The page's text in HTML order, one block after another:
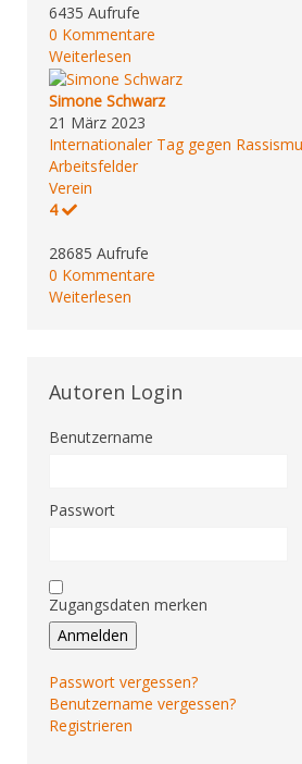
6435 Aufrufe
0 Kommentare
Weiterlesen
Simone Schwarz
21 März 2023
Internationaler Tag gegen
Arbeitsfelder
Verein
4
28685 Aufrufe
0 Kommentare
Weiterlesen
Autoren Login
Benutzername
Passwort
Zugangsdaten merken
Anmelden
Passwort vergessen?
Benutzername vergessen?
Registrieren